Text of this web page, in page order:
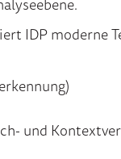
IDP moderne
und